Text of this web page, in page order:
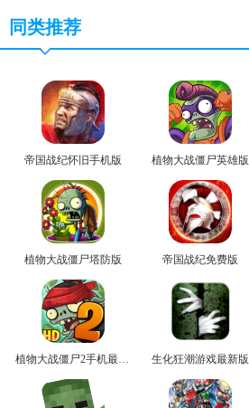
同类推荐
帝国战纪怀旧手机版 植物大战僵尸英雄版
植物大战僵尸塔防版 帝国战纪免费版
生化狂潮游戏最新版